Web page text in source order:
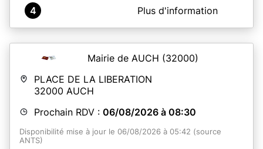
A propos de Mairie de Gimont
4 Plus d'information
Mairie de AUCH (32000)
PLACE DE LA LIBERATION
32000 AUCH
Prochain RDV : 06/08/2026 à 08:30
Disponibilité mise à jour le 06/08/2026 à 05:42 (source
ANTS)